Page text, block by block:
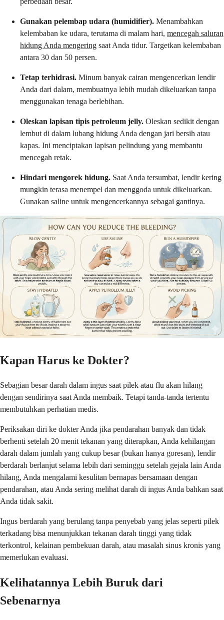
Gunakan pelembap udara (humidifier). Menambahkan
kelembaban ke udara, terutama di malam hari, mencegah saluran
hidung Anda mengering saat Anda tidur. Targetkan kelembaban
antara 30 dan 50 persen.
Tetap terhidrasi. Minum banyak cairan mengencerkan lendir
Anda dari dalam, membuatnya lebih mudah dikeluarkan tanpa
menggunakan tenaga berlebihan.
Oleskan lapisan tipis petroleum jelly. Oleskan sedikit dengan
lembut di dalam lubang hidung Anda dengan jari bersih atau
kapas. Ini menciptakan lapisan pelindung yang membantu
mencegah retak.
Hindari mengorek hidung. Saat Anda tersumbat, lendir kering
mungkin terasa menempel dan menggoda untuk dikeluarkan.
Gunakan saline untuk mengencerkannya sebagai gantinya.
Kapan Harus ke Dokter?
Sebagian besar darah dalam ingus saat pilek atau flu akan hilang
dengan sendirinya saat Anda membaik. Tetapi tanda-tanda tertentu
membutuhkan perhatian medis.
Periksakan diri ke dokter Anda jika pendarahan banyak dan tidak
berhenti setelah 20 menit tekanan yang diterapkan, Anda kehilangan
darah dalam jumlah yang cukup besar (bukan hanya goresan), lendir
berdarah berlanjut selama lebih dari seminggu setelah gejala lain Anda
hilang, Anda mengalami kesulitan bernapas bersamaan dengan
pendarahan, atau Anda sering melihat darah di ingus Anda bahkan saat
Anda tidak sakit.
Ingus berdarah yang berulang tanpa penyebab yang jelas seperti pilek
terkadang bisa menunjukkan tekanan darah tinggi yang tidak
terkontrol, kelainan pembekuan darah, atau masalah sinus kronis yang
memerlukan evaluasi.
Kelihatannya Lebih Buruk dari
Sebenarnya